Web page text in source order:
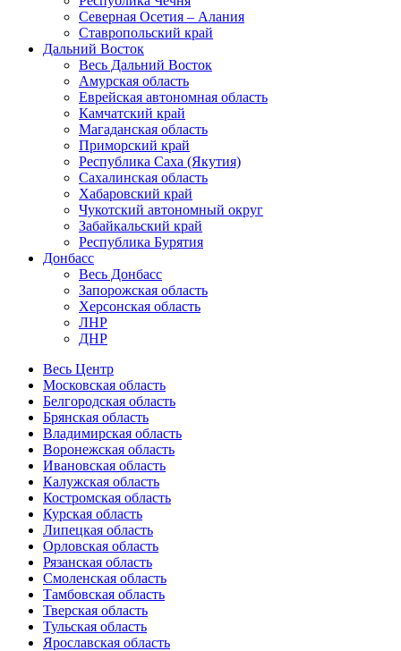
Северная Осетия – Алания
Ставропольский край
Дальний Восток
Весь Дальний Восток
Амурская область
Еврейская автономная область
Камчатский край
Магаданская область
Приморский край
Республика Саха (Якутия)
Сахалинская область
Хабаровский край
Чукотский автономный округ
Забайкальский край
Республика Бурятия
Донбасс
Весь Донбасс
Запорожская область
Херсонская область
ЛНР
ДНР
Весь Центр
Московская область
Белгородская область
Брянская область
Владимирская область
Воронежская область
Ивановская область
Калужская область
Костромская область
Курская область
Липецкая область
Орловская область
Рязанская область
Смоленская область
Тамбовская область
Тверская область
Тульская область
Ярославская область